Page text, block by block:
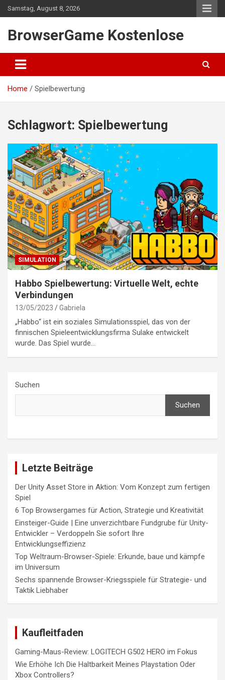
Skip
to
Samstag, August 8, 2026
BrowserGame Kostenlose
Home Spielbewertung
Schlagwort: Spielbewertung
SIMULATION
Habbo Spielbewertung: Virtuelle Welt, echte
Verbindungen
13/05/2023 Gabriela
„Habbo“ ist ein soziales Simulationsspiel, das von der
finnischen Spieleentwicklungsfirma Sulake entwickelt
wurde. Das Spiel wurde…
Suchen
Suchen
Letzte Beiträge
Der Unity Asset Store in Aktion: Vom Konzept zum fertigen
Spiel
6 Top Browsergames für Action, Strategie und Kreativität
Einsteiger-Guide | Eine unverzichtbare Fundgrube für Unity-
Entwickler – Verdoppeln Sie sofort Ihre
Entwicklungseffizienz
Top Weltraum-Browser-Spiele: Erkunde, baue und kämpfe
im Universum
Sechs spannende Browser-Kriegsspiele für Strategie- und
Taktik Liebhaber
Kaufleitfaden
Gaming-Maus-Review: LOGITECH G502 HERO im Fokus
Wie Erhöhe Ich Die Haltbarkeit Meines Playstation Oder
Xbox Controllers?